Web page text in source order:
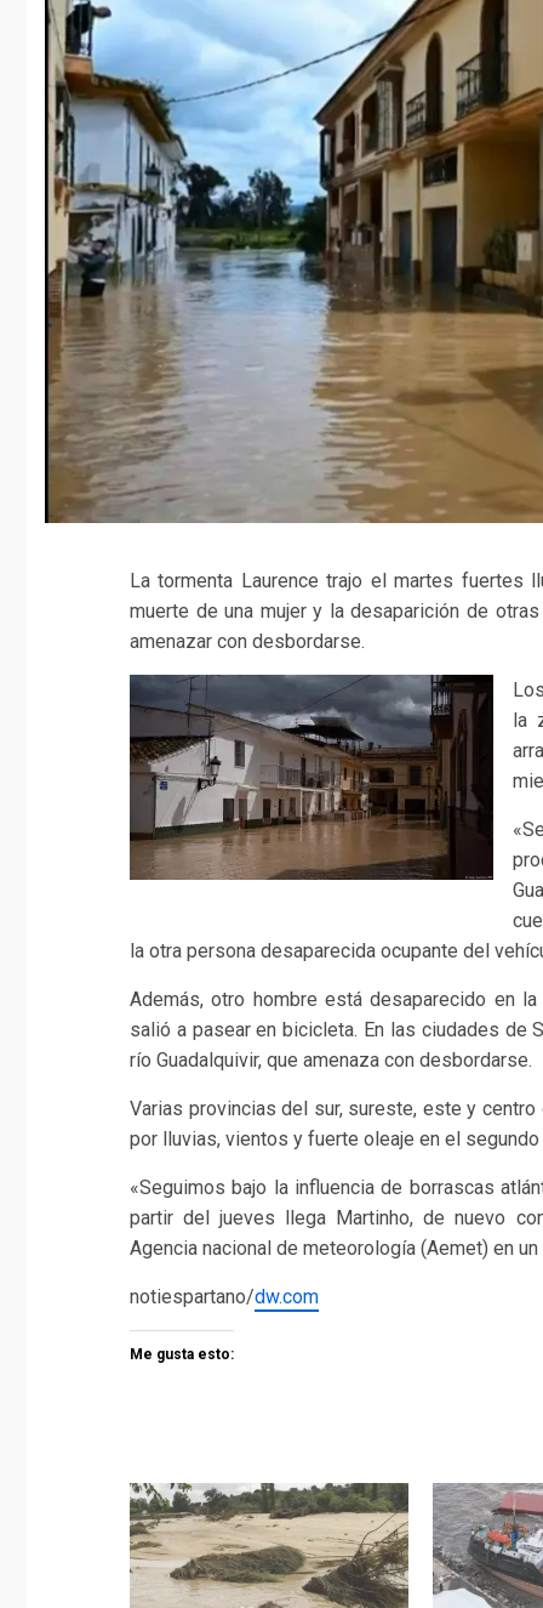
La tormenta Laurence trajo el martes fuertes
muerte de una mujer y la desaparición de
amenazar con desbordarse.
la
la otra persona desaparecida ocupante del
Además, otro hombre está desaparecido en
salió a pasear en bicicleta. En las ciudades de
río Guadalquivir, que amenaza con desbordarse.
Varias provincias del sur, sureste, este y
por lluvias, vientos y fuerte oleaje en el
«Seguimos bajo la influencia de borrascas
partir del jueves llega Martinho, de nuevo
Agencia nacional de meteorología (Aemet) en un
notiespartano/dw.com
Me gusta esto: